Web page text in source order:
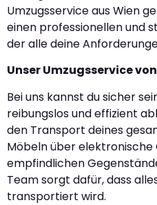
Umzugsservice aus Wien
einen professionellen und
der alle deine
Unser Umzugsservice
Bei uns kannst du sicher
reibungslos und effizient
den Transport deines
Möbeln über elektronische
empfindlichen
Team sorgt dafür, dass
transportiert wird.